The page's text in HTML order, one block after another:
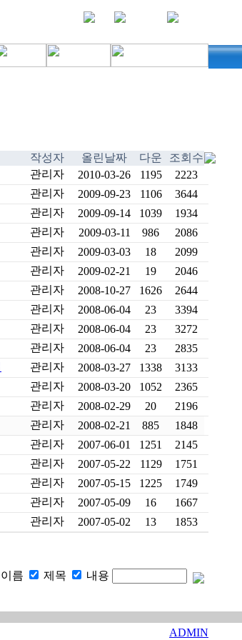
작성자 올린날짜 다운
조회수
관리자 2010-03-26 1195
2223
관리자 2009-09-23 1106
3644
관리자 2009-09-14 1039
1934
관리자 2009-03-11 986
2086
관리자 2009-03-03 18
2099
관리자 2009-02-21 19
2046
관리자 2008-10-27 1626
2644
관리자 2008-06-04 23
3394
관리자 2008-06-04 23
3272
관리자 2008-06-04 23
2835
관리자 2008-03-27 1338
3133
관리자 2008-03-20 1052
2365
관리자 2008-02-29 20
2196
관리자 2008-02-21 885
1848
관리자 2007-06-01 1251
2145
관리자 2007-05-22 1129
1751
관리자 2007-05-15 1225
1749
관리자 2007-05-09 16
1667
관리자 2007-05-02 13 1853
이름 제목 내용
ADMIN